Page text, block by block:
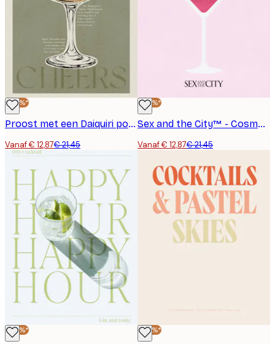
-40%*
Proost met een Daiquiri poster
Vanaf € 12,87€ 21,45
-40%*
Sex and the City™ - Cosmopolitan Poster
Vanaf € 12,87€ 21,45
-40%* -40%*